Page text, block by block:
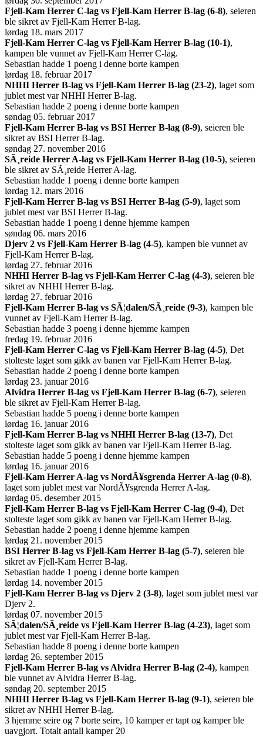
Fjell-Kam Herrer C-lag vs Fjell-Kam Herrer B-lag (6-8), seieren
ble sikret av Fjell-Kam Herrer B-lag.
lørdag 18. mars 2017
Fjell-Kam Herrer C-lag vs Fjell-Kam Herrer B-lag (10-1),
kampen ble vunnet av Fjell-Kam Herrer C-lag.
Sebastian hadde 1 poeng i denne borte kampen
lørdag 18. februar 2017
NHHI Herrer B-lag vs Fjell-Kam Herrer B-lag (23-2), laget som
jublet mest var NHHI Herrer B-lag.
Sebastian hadde 2 poeng i denne borte kampen
søndag 05. februar 2017
Fjell-Kam Herrer B-lag vs BSI Herrer B-lag (8-9), seieren ble
sikret av BSI Herrer B-lag.
søndag 27. november 2016
SÃ¸reide Herrer A-lag vs Fjell-Kam Herrer B-lag (10-5), seieren
ble sikret av SÃ¸reide Herrer A-lag.
Sebastian hadde 1 poeng i denne borte kampen
lørdag 12. mars 2016
Fjell-Kam Herrer B-lag vs BSI Herrer B-lag (5-9), laget som
jublet mest var BSI Herrer B-lag.
Sebastian hadde 1 poeng i denne hjemme kampen
søndag 06. mars 2016
Djerv 2 vs Fjell-Kam Herrer B-lag (4-5), kampen ble vunnet av
Fjell-Kam Herrer B-lag.
lørdag 27. februar 2016
NHHI Herrer B-lag vs Fjell-Kam Herrer C-lag (4-3), seieren ble
sikret av NHHI Herrer B-lag.
lørdag 27. februar 2016
Fjell-Kam Herrer B-lag vs SÃ¦dalen/SÃ¸reide (9-3), kampen ble
vunnet av Fjell-Kam Herrer B-lag.
Sebastian hadde 3 poeng i denne hjemme kampen
fredag 19. februar 2016
Fjell-Kam Herrer C-lag vs Fjell-Kam Herrer B-lag (4-5), Det
stolteste laget som gikk av banen var Fjell-Kam Herrer B-lag.
Sebastian hadde 2 poeng i denne borte kampen
lørdag 23. januar 2016
Alvidra Herrer B-lag vs Fjell-Kam Herrer B-lag (6-7), seieren
ble sikret av Fjell-Kam Herrer B-lag.
Sebastian hadde 5 poeng i denne borte kampen
lørdag 16. januar 2016
Fjell-Kam Herrer B-lag vs NHHI Herrer B-lag (13-7), Det
stolteste laget som gikk av banen var Fjell-Kam Herrer B-lag.
Sebastian hadde 5 poeng i denne hjemme kampen
lørdag 16. januar 2016
Fjell-Kam Herrer A-lag vs NordÃ¥sgrenda Herrer A-lag (0-8),
laget som jublet mest var NordÃ¥sgrenda Herrer A-lag.
lørdag 05. desember 2015
Fjell-Kam Herrer B-lag vs Fjell-Kam Herrer C-lag (9-4), Det
stolteste laget som gikk av banen var Fjell-Kam Herrer B-lag.
Sebastian hadde 2 poeng i denne hjemme kampen
lørdag 21. november 2015
BSI Herrer B-lag vs Fjell-Kam Herrer B-lag (5-7), seieren ble
sikret av Fjell-Kam Herrer B-lag.
Sebastian hadde 1 poeng i denne borte kampen
lørdag 14. november 2015
Fjell-Kam Herrer B-lag vs Djerv 2 (3-8), laget som jublet mest var
Djerv 2.
lørdag 07. november 2015
SÃ¦dalen/SÃ¸reide vs Fjell-Kam Herrer B-lag (4-23), laget som
jublet mest var Fjell-Kam Herrer B-lag.
Sebastian hadde 8 poeng i denne borte kampen
lørdag 26. september 2015
Fjell-Kam Herrer B-lag vs Alvidra Herrer B-lag (2-4), kampen
ble vunnet av Alvidra Herrer B-lag.
søndag 20. september 2015
NHHI Herrer B-lag vs Fjell-Kam Herrer B-lag (9-1), seieren ble
sikret av NHHI Herrer B-lag.
3 hjemme seire og 7 borte seire, 10 kamper er tapt og kamper ble
uavgjort. Totalt antall kamper 20